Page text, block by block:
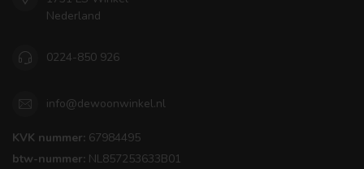
Nederland
0224-850 926
info@dewoonwinkel.nl
KVK nummer: 67984495
btw-nummer: NL857253633B01